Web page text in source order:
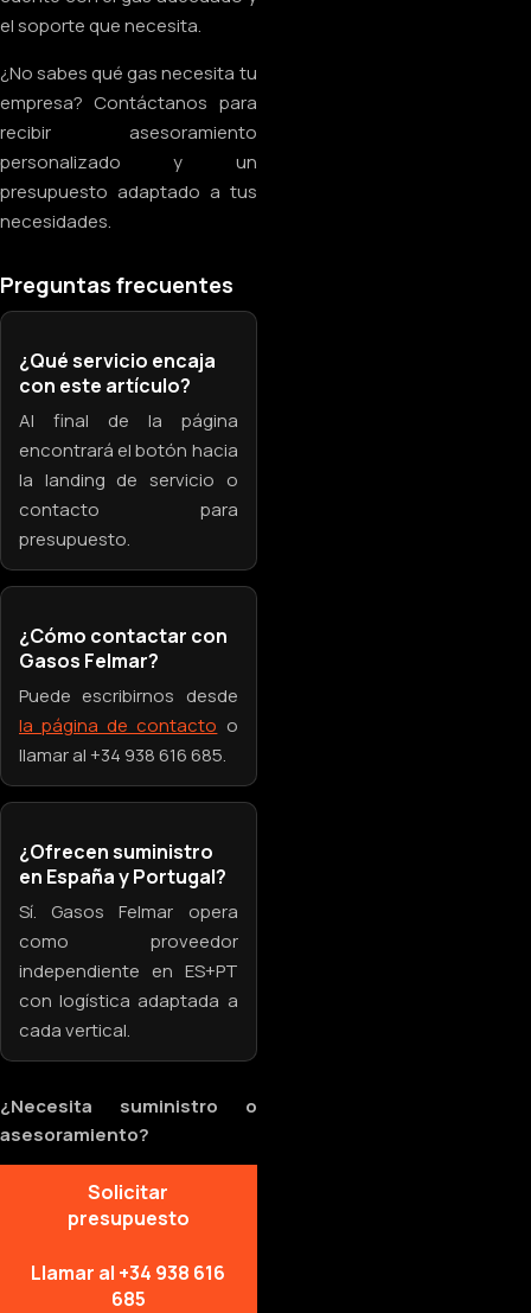
el soporte que necesita.
¿No sabes qué gas necesita tu
empresa? Contáctanos para
recibir asesoramiento
personalizado y un
presupuesto adaptado a tus
necesidades.
Preguntas frecuentes
¿Qué servicio encaja
con este artículo?
Al final de la página
encontrará el botón hacia
la landing de servicio o
contacto para
presupuesto.
¿Cómo contactar con
Gasos Felmar?
Puede escribirnos desde
la página de contacto o
llamar al +34 938 616 685.
¿Ofrecen suministro
en España y Portugal?
Sí. Gasos Felmar opera
como proveedor
independiente en ES+PT
con logística adaptada a
cada vertical.
¿Necesita suministro o
asesoramiento?
Solicitar
presupuesto
Llamar al +34 938 616
685